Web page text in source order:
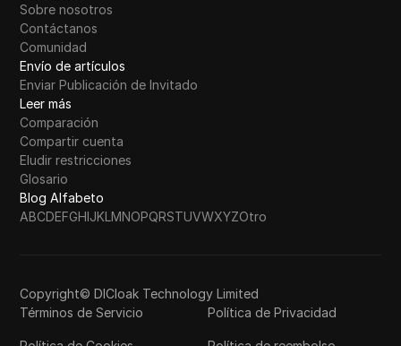
Sobre nosotros
Contáctanos
Comunidad
Envío de artículos
Enviar Publicación de Invitado
Leer más
Comparación
Compartir cuenta
Eludir restricciones
Glosario
Blog Alfabeto
ABCDEFGHIJKLMNOPQRSTUVWXYZOtro
Copyright© DICloak Technology Limited
Términos de Servicio
Política de Privacidad